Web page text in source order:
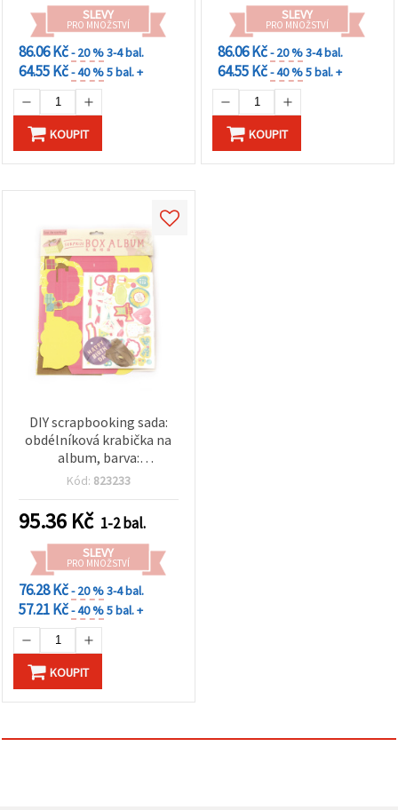
SLEVY
PRO MNOŽSTVÍ
86.06 Kč- 20 %3-4 bal.
64.55 Kč- 40 %5 bal. +
KOUPIT
SLEVY
PRO MNOŽSTVÍ
86.06 Kč- 20 %3-4 bal.
64.55 Kč- 40 %5 bal. +
KOUPIT
DIY scrapbooking sada:
obdélníková krabička na
album, barva:
cyklámenová, rozměr: 32
Kód: 823233
95.36 Kč 1-2 bal.
SLEVY
PRO MNOŽSTVÍ
76.28 Kč- 20 %3-4 bal.
57.21 Kč- 40 %5 bal. +
KOUPIT